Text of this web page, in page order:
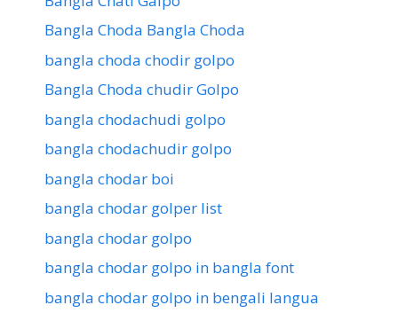
Bangla Choda Bangla Choda
bangla choda chodir golpo
Bangla Choda chudir Golpo
bangla chodachudi golpo
bangla chodachudir golpo
bangla chodar boi
bangla chodar golper list
bangla chodar golpo
bangla chodar golpo in bangla font
bangla chodar golpo in bengali langua